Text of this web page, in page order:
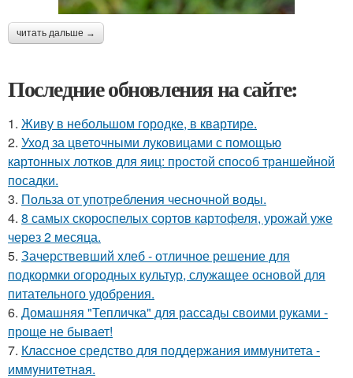
читать дальше →
Последние обновления на сайте:
1. Живу в небольшом городке, в квартире.
2. Уход за цветочными луковицами с помощью
картонных лотков для яиц: простой способ траншейной
посадки.
3. Польза от употребления чесночной воды.
4. 8 самых скороспелых сортов картофеля, урожай уже
через 2 месяца.
5. Зачерствевший хлеб - отличное решение для
подкормки огородных культур, служащее основой для
питательного удобрения.
6. Домашняя "Тепличка" для рассады своими руками -
проще не бывает!
7. Классное средство для поддержания иммунитета -
иммyнитeтнaя.